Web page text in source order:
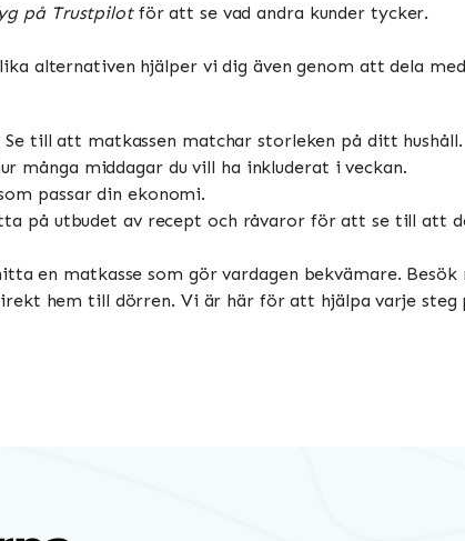
på Trustpilotför att se vad andra kunder tycker.
alternativen hjälper vi dig även genom att dela
till att matkassen matchar storleken på ditt hushåll.
många middagar du vill ha inkluderat i veckan.
passar din ekonomi.
på utbudet av recept och råvaror för att se till att
en matkasse som gör vardagen bekvämare.
hem till dörren. Vi är här för att hjälpa varje steg